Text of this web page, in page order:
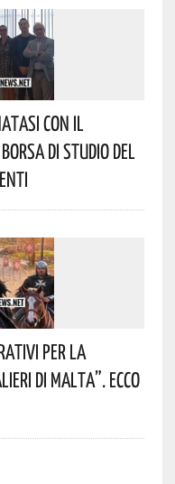
Con Il
Di Studio Del
Per La
DI MALTA”. Ecco